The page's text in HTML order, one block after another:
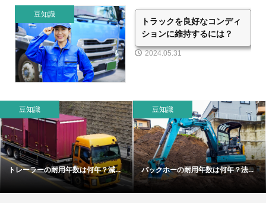
豆知識
トラックを良好なコンディ
ションに維持するには？
2024.05.31
豆知識
トレーラーの耐用年数は何年？減...
豆知識
バックホーの耐用年数は何年？法...